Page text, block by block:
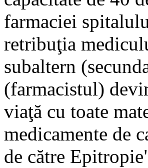
farmaciei
retribuţia
subaltern
(farmacistul)
viaţă cu toate
medicamente de
de către